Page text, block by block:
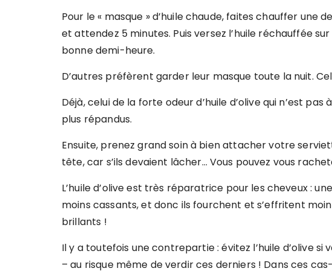
Pour le « masque » d’huile chaude, faites chauffer une
et attendez 5 minutes. Puis versez l’huile réchauffée
bonne demi-heure.
D’autres préfèrent garder leur masque toute la nuit.
Déjà, celui de la forte odeur d’huile d’olive qui n’est
plus répandus.
Ensuite, prenez grand soin à bien attacher votre
tête, car s’ils devaient lâcher… Vous pouvez vous
L’huile d’olive est très réparatrice pour les cheveux :
moins cassants, et donc ils fourchent et s’effritent
brillants !
Il y a toutefois une contrepartie : évitez l’huile d’olive si
– au risque même de verdir ces derniers ! Dans ces